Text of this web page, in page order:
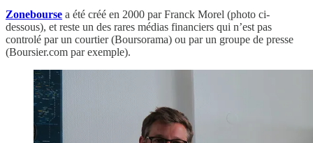
Zonebourse a été créé en 2000 par Franck Morel (photo ci-
dessous), et reste un des rares médias financiers qui n’est pas
controlé par un courtier (Boursorama) ou par un groupe de presse
(Boursier.com par exemple).